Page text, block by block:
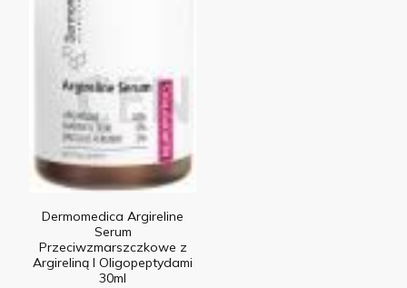
Dermomedica Argireline
Serum
Przeciwzmarszczkowe z
Argireliną I Oligopeptydami
30ml